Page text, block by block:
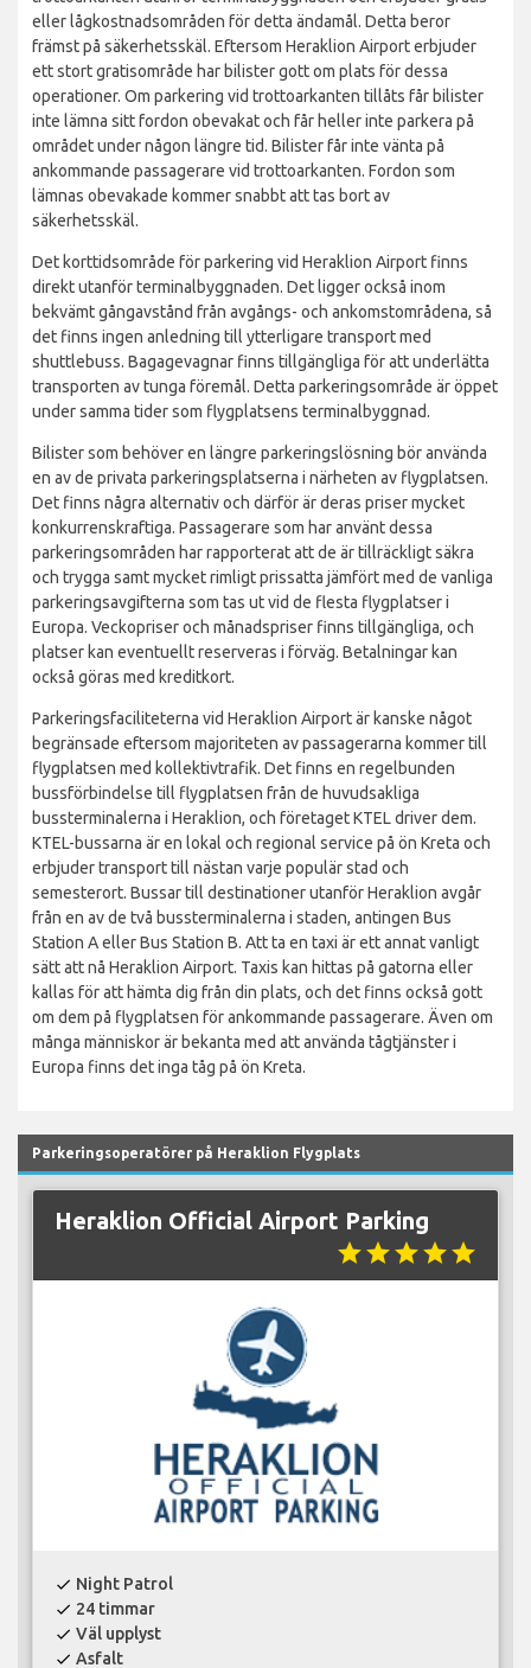
eller lågkostnadsområden för detta ändamål. Detta beror
främst på säkerhetsskäl. Eftersom Heraklion Airport erbjuder
ett stort gratisområde har bilister gott om plats för dessa
operationer. Om parkering vid trottoarkanten tillåts får bilister
inte lämna sitt fordon obevakat och får heller inte parkera på
området under någon längre tid. Bilister får inte vänta på
ankommande passagerare vid trottoarkanten. Fordon som
lämnas obevakade kommer snabbt att tas bort av
säkerhetsskäl.
Det korttidsområde för parkering vid Heraklion Airport finns
direkt utanför terminalbyggnaden. Det ligger också inom
bekvämt gångavstånd från avgångs- och ankomstområdena, så
det finns ingen anledning till ytterligare transport med
shuttlebuss. Bagagevagnar finns tillgängliga för att underlätta
transporten av tunga föremål. Detta parkeringsområde är öppet
under samma tider som flygplatsens terminalbyggnad.
Bilister som behöver en längre parkeringslösning bör använda
en av de privata parkeringsplatserna i närheten av flygplatsen.
Det finns några alternativ och därför är deras priser mycket
konkurrenskraftiga. Passagerare som har använt dessa
parkeringsområden har rapporterat att de är tillräckligt säkra
och trygga samt mycket rimligt prissatta jämfört med de vanliga
parkeringsavgifterna som tas ut vid de flesta flygplatser i
Europa. Veckopriser och månadspriser finns tillgängliga, och
platser kan eventuellt reserveras i förväg. Betalningar kan
också göras med kreditkort.
Parkeringsfaciliteterna vid Heraklion Airport är kanske något
begränsade eftersom majoriteten av passagerarna kommer till
flygplatsen med kollektivtrafik. Det finns en regelbunden
bussförbindelse till flygplatsen från de huvudsakliga
bussterminalerna i Heraklion, och företaget KTEL driver dem.
KTEL-bussarna är en lokal och regional service på ön Kreta och
erbjuder transport till nästan varje populär stad och
semesterort. Bussar till destinationer utanför Heraklion avgår
från en av de två bussterminalerna i staden, antingen Bus
Station A eller Bus Station B. Att ta en taxi är ett annat vanligt
sätt att nå Heraklion Airport. Taxis kan hittas på gatorna eller
kallas för att hämta dig från din plats, och det finns också gott
om dem på flygplatsen för ankommande passagerare. Även om
många människor är bekanta med att använda tågtjänster i
Europa finns det inga tåg på ön Kreta.
Parkeringsoperatörer på Heraklion Flygplats
Heraklion Official Airport Parking
starstarstarstarstar
check Night Patrol
check 24 timmar
check Väl upplyst
check Asfalt